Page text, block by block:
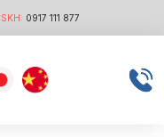
0917 111 877